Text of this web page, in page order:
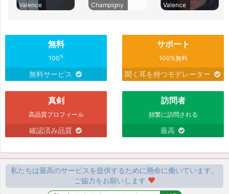
Valence
Champigny
Valence
無料
100%
無料サービス
サポート
100%無料
聞く耳を持つモデレーター
真剣
高品質プロフィール
確認済み品質
訪問者
頻繁に訪問される
最高
私たちは最高のサービスを提供するために懸命に働いています。
ご協力をお願いします